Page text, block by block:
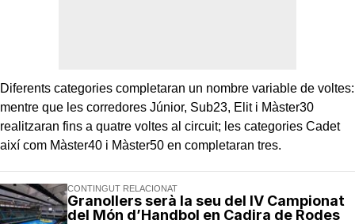
Diferents categories completaran un nombre variable de voltes:
mentre que les corredores Júnior, Sub23, Elit i Màster30
realitzaran fins a quatre voltes al circuit; les categories Cadet
així com Màster40 i Màster50 en completaran tres.
CONTINGUT RELACIONAT
Granollers serà la seu del IV Campionat
del Món d’Handbol en Cadira de Rodes